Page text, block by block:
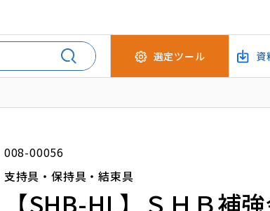
選定ツール 資
008-00056
支持具・保持具・結束具
【SHB-HL】ＳＨＢ補